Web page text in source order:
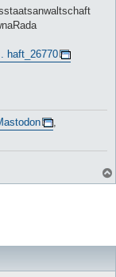
haft_26770
,